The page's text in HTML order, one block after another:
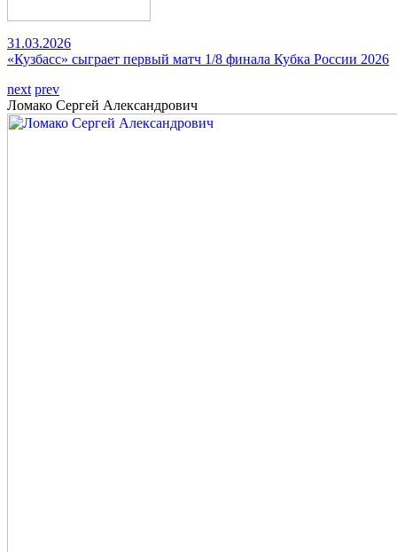
31.03.2026
«Кузбасс» сыграет первый матч 1/8 финала Кубка России 2026
next prev
Ломако Сергей Александрович